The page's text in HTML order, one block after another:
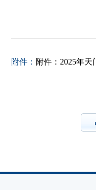
附件： 附件：2025年